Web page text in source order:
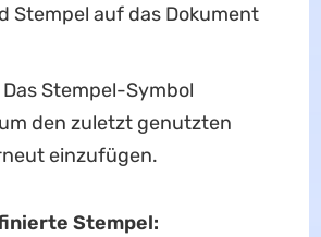
Stempel auf das Dokument
Stempel-Symbol
den zuletzt genutzten
einzufügen.
Stempel: